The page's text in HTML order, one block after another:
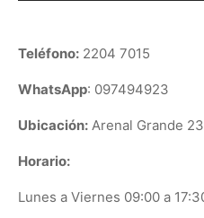
Teléfono: 2204 7015
WhatsApp: 097494923
Ubicación: Arenal Grande
Horario:
Lunes a Viernes 09:00 a